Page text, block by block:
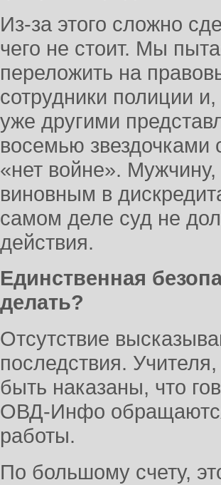
Из-за этого сложно
чего не стоит. Мы
переложить на
сотрудники полиции
уже другими
восемью звездочками
«нет войне».
виновным в
самом деле суд не
действия.
Единственная
делать?
Отсутствие
последствия.
быть наказаны, что
ОВД-Инфо
работы.
По большому счету,